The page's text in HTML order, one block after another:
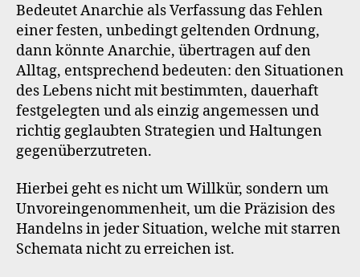
Bedeutet Anarchie als Verfassung das Fehlen
einer festen, unbedingt geltenden Ordnung,
dann könnte Anarchie, übertragen auf den
Alltag, entsprechend bedeuten: den Situationen
des Lebens nicht mit bestimmten, dauerhaft
festgelegten und als einzig angemessen und
richtig geglaubten Strategien und Haltungen
gegenüberzutreten.
Hierbei geht es nicht um Willkür, sondern um
Unvoreingenommenheit, um die Präzision des
Handelns in jeder Situation, welche mit starren
Schemata nicht zu erreichen ist.